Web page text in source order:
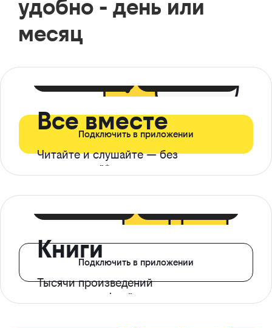
удобно - день или
месяц
Все вместе
Читайте и слушайте — без
ограничений*
Подключить в приложении
Книги
Тысячи произведений
с доступом офлайн
Подключить в приложении